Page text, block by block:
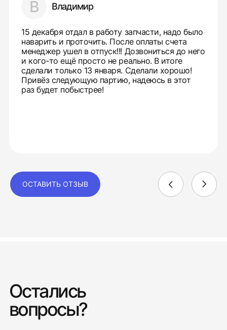
В Владимир
15 декабря отдал в работу запчасти, надо было
наварить и проточить. После оплаты счета
менеджер ушел в отпуск!!! Дозвониться до него
и кого-то ещё просто не реально. В итоге
сделали только 13 января. Сделали хорошо!
Привёз следующую партию, надеюсь в этот
раз будет побыстрее!
ОСТАВИТЬ ОТЗЫВ
Остались
вопросы?